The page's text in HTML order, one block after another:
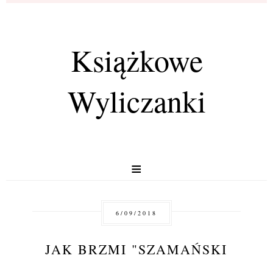
Książkowe
Wyliczanki
≡
6/09/2018
JAK BRZMI "SZAMAŃSKI